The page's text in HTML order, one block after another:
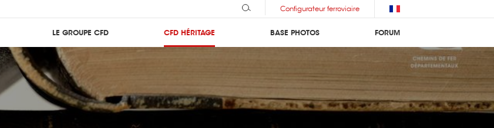
Configurateur ferroviaire
LE GROUPE CFD CFD HÉRITAGE BASE PHOTOS FORUM